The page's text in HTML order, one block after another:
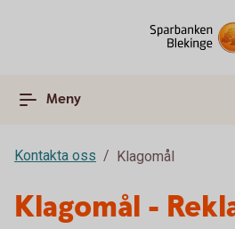
Meny
Kontakta oss Klagomål
Klagomål -